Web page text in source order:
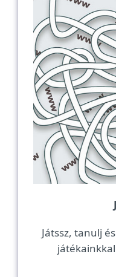
Játssz, tanulj